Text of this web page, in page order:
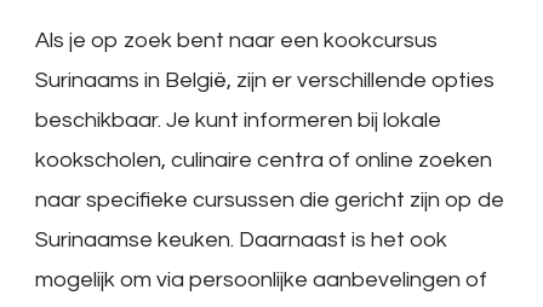
Als je op zoek bent naar een kookcursus
Surinaams in België, zijn er verschillende opties
beschikbaar. Je kunt informeren bij lokale
kookscholen, culinaire centra of online zoeken
naar specifieke cursussen die gericht zijn op de
Surinaamse keuken. Daarnaast is het ook
mogelijk om via persoonlijke aanbevelingen of